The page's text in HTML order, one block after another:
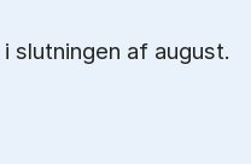
slutningen af august.